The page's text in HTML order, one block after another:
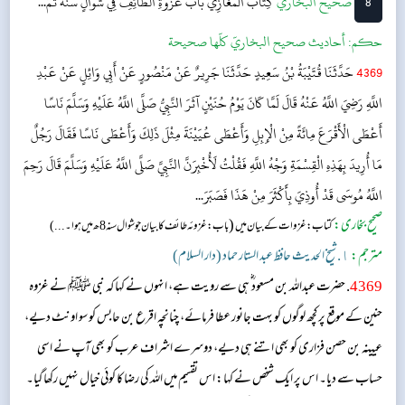
حکم:أحاديث صحيح البخاريّ كلّها صحيحة
4369حَدَّثَنَا قُتَيْبَةُ بْنُ سَعِيدٍ حَدَّثَنَا جَرِيرٌ عَنْ مَنْصُورٍ عَنْ أَبِي وَائِلٍ عَنْ عَبْدِ
اللَّهِ رَضِيَ اللَّهُ عَنْهُ قَالَ لَمَّا كَانَ يَوْمُ حُنَيْنٍ آثَرَ النَّبِيُّ صَلَّى اللَّهُ عَلَيْهِ وَسَلَّمَ نَاسًا
أَعْطَى الْأَقْرَعَ مِائَةً مِنْ الْإِبِلِ وَأَعْطَى عُيَيْنَةَ مِثْلَ ذَلِكَ وَأَعْطَى نَاسًا فَقَالَ رَجُلٌ
مَا أُرِيدَ بِهَذِهِ الْقِسْمَةِ وَجْهُ اللَّهِ فَقُلْتُ لَأُخْبِرَنَّ النَّبِيَّ صَلَّى اللَّهُ عَلَيْهِ وَسَلَّمَ قَالَ رَحِمَ
اللَّهُ مُوسَى قَدْ أُوذِيَ بِأَكْثَرَ مِنْ هَذَا فَصَبَرَ...
صحیح بخاری:کتاب: غزوات کے بیان میں(باب: غزوئہ طائف کا بیان جوشوال سنہ 8ھ میں ہوا ۔...)
مترجم: ١. شیخ الحدیث حافظ عبد الستار حماد (دار السلام)
4369. حضرت عبداللہ بن مسعود ؓ ہی سے رویت ہے، انہوں نے کہا کہ نبی ﷺ نے غزوہ
حنین کے موقع پر کچھ لوگوں کو بہت جانور عطا فرمائے، چنانچہ اقرع بن حابس کو سو اونٹ دیے،
عیینہ بن حصن فزاری کو بھی اتنے ہی دیے، دوسرے اشراف عرب کو بھی آپ نے اسی
حساب سے دیا۔ اس پر ایک شخص نے کہا: اس تقسیم میں اللہ کی رضا کا کوئی خیال نہیں رکھا گیا۔